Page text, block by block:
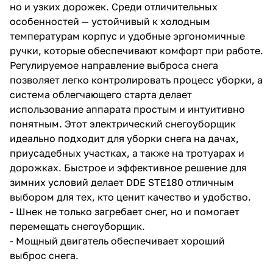
но и узких дорожек. Среди отличительных
особенностей — устойчивый к холодным
температурам корпус и удобные эргономичные
ручки, которые обеспечивают комфорт при работе.
Регулируемое направление выброса снега
позволяет легко контролировать процесс уборки, а
система облегчающего старта делает
использование аппарата простым и интуитивно
понятным. Этот электрический снегоуборщик
идеально подходит для уборки снега на дачах,
приусадебных участках, а также на тротуарах и
дорожках. Быстрое и эффективное решение для
зимних условий делает DDE STE180 отличным
выбором для тех, кто ценит качество и удобство.
- Шнек не только загребает снег, но и помогает
перемещать снегоуборщик.
- Мощный двигатель обеспечивает хороший
выброс снега.
раз в 2 недели